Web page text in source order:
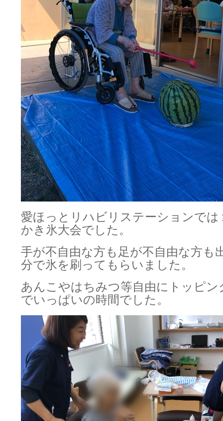
愛ほっとリハビリステーションで
かき氷大会でした。
手が不自由な方も足が不自由な方も
分で氷を刷ってもらいました。
あんこやはちみつ等自由にトッピン
でいっぱいの時間でした。